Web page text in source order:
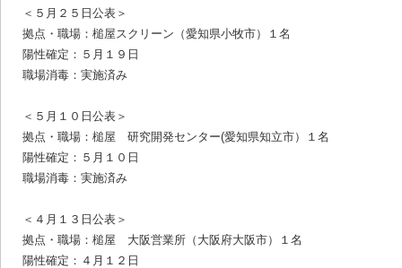
＜５月２５日公表＞
拠点・職場：槌屋スクリーン（愛知県小牧市）１名
陽性確定：５月１９日
職場消毒：実施済み
＜５月１０日公表＞
拠点・職場：槌屋 研究開発センター(愛知県知立市）１名
陽性確定：５月１０日
職場消毒：実施済み
＜４月１３日公表＞
拠点・職場：槌屋 大阪営業所（大阪府大阪市）１名
陽性確定：４月１２日